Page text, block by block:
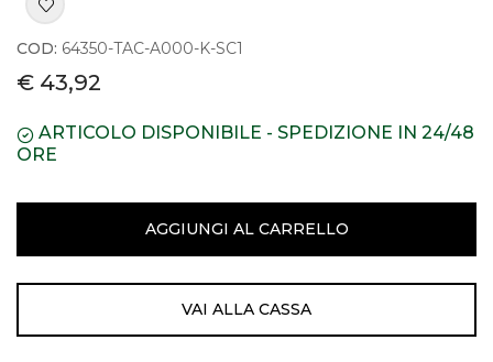
COD: 64350-TAC-A000-K-SC1
€ 43,92
ARTICOLO DISPONIBILE - SPEDIZIONE IN 24/48
ORE
AGGIUNGI AL CARRELLO
VAI ALLA CASSA